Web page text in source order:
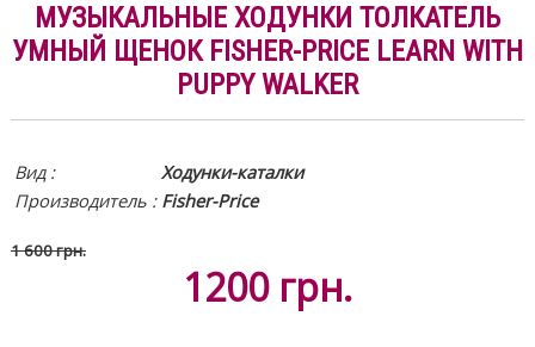
МУЗЫКАЛЬНЫЕ ХОДУНКИ ТОЛКАТЕЛЬ
УМНЫЙ ЩЕНОК FISHER-PRICE LEARN WITH
PUPPY WALKER
Вид :
Ходунки-каталки
Производитель : Fisher-Price
1 600 грн.
1200 грн.